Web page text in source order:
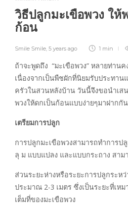
วิธีปลูกมะเขือพวง ให้
ก้อน
Smile Smile 5 years ago 1 min
ถ้าจะพูดถึง “มะเขือพวง” หลายท่าน
เนื่องจากเป็นพืชผักที่นิยมรับประทา
ครัวในสวนหลังบ้าน วันนี้จึงขอนำเส
พวงให้ดกเป็นก้อนแบบง่ายๆมาฝากกั
เตรียมการปลูก
การปลูกมะเขือพวงสามารถทำการป
ลุ ม แบบแปลง และแบบกระถาง สาม
ส่วนระยะห่างหรือระยะการปลูกระห
ประมาณ 2-3 เมตร ซึ่งเป็นระยะที่เห
เต็มที่ของมะเขือพวง